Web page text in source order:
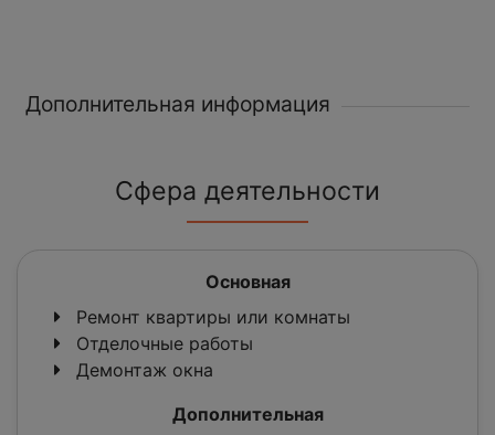
Дополнительная информация
Сфера деятельности
Основная
Ремонт квартиры или комнаты
Отделочные работы
Демонтаж окна
Дополнительная